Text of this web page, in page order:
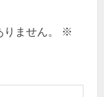
ません。
※